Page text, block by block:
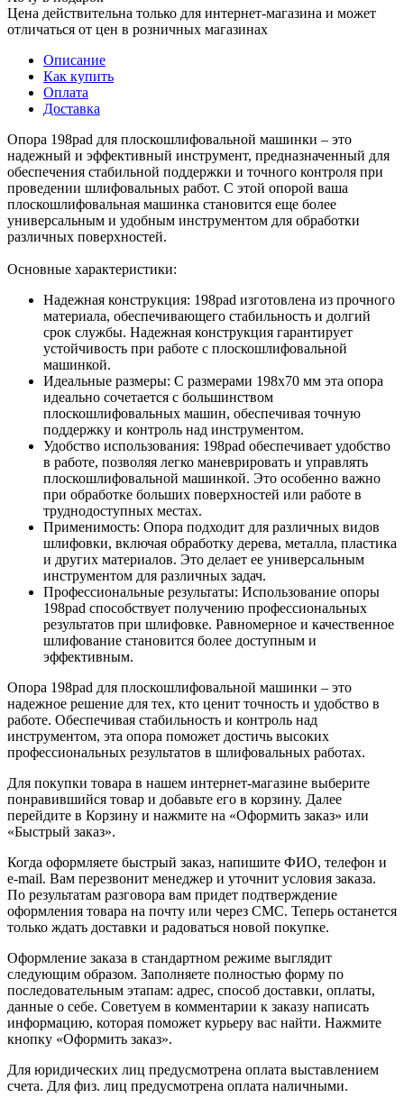
Цена действительна только для интернет-магазина и может
отличаться от цен в розничных магазинах
Описание
Как купить
Оплата
Доставка
Опора 198pad для плоскошлифовальной машинки – это
надежный и эффективный инструмент, предназначенный для
обеспечения стабильной поддержки и точного контроля при
проведении шлифовальных работ. С этой опорой ваша
плоскошлифовальная машинка становится еще более
универсальным и удобным инструментом для обработки
различных поверхностей.
Основные характеристики:
Надежная конструкция: 198pad изготовлена из прочного
материала, обеспечивающего стабильность и долгий
срок службы. Надежная конструкция гарантирует
устойчивость при работе с плоскошлифовальной
машинкой.
Идеальные размеры: С размерами 198x70 мм эта опора
идеально сочетается с большинством
плоскошлифовальных машин, обеспечивая точную
поддержку и контроль над инструментом.
Удобство использования: 198pad обеспечивает удобство
в работе, позволяя легко маневрировать и управлять
плоскошлифовальной машинкой. Это особенно важно
при обработке больших поверхностей или работе в
труднодоступных местах.
Применимость: Опора подходит для различных видов
шлифовки, включая обработку дерева, металла, пластика
и других материалов. Это делает ее универсальным
инструментом для различных задач.
Профессиональные результаты: Использование опоры
198pad способствует получению профессиональных
результатов при шлифовке. Равномерное и качественное
шлифование становится более доступным и
эффективным.
Опора 198pad для плоскошлифовальной машинки – это
надежное решение для тех, кто ценит точность и удобство в
работе. Обеспечивая стабильность и контроль над
инструментом, эта опора поможет достичь высоких
профессиональных результатов в шлифовальных работах.
Для покупки товара в нашем интернет-магазине выберите
понравившийся товар и добавьте его в корзину. Далее
перейдите в Корзину и нажмите на «Оформить заказ» или
«Быстрый заказ».
Когда оформляете быстрый заказ, напишите ФИО, телефон и
e-mail. Вам перезвонит менеджер и уточнит условия заказа.
По результатам разговора вам придет подтверждение
оформления товара на почту или через СМС. Теперь останется
только ждать доставки и радоваться новой покупке.
Оформление заказа в стандартном режиме выглядит
следующим образом. Заполняете полностью форму по
последовательным этапам: адрес, способ доставки, оплаты,
данные о себе. Советуем в комментарии к заказу написать
информацию, которая поможет курьеру вас найти. Нажмите
кнопку «Оформить заказ».
Для юридических лиц предусмотрена оплата выставлением
счета. Для физ. лиц предусмотрена оплата наличными.